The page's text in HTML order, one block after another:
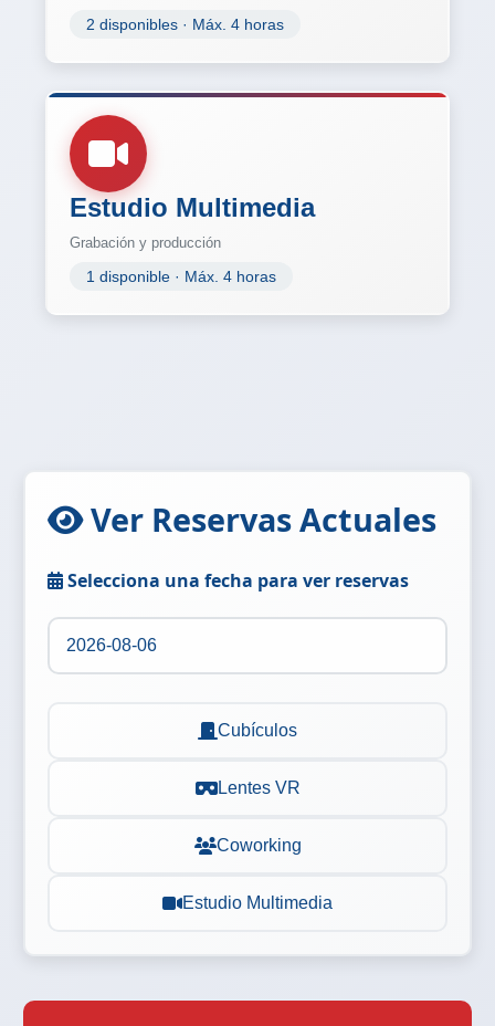
2 disponibles · Máx. 4 horas
Estudio Multimedia
Grabación y producción
1 disponible · Máx. 4 horas
Ver Reservas Actuales
Selecciona una fecha para ver reservas
Cubículos
Lentes VR
Coworking
Estudio Multimedia